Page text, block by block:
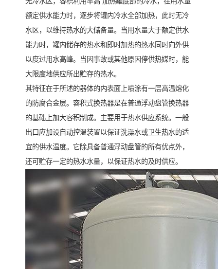
额定供水能力时，逐步将罐内冷水全部加热，此时无冷
水区，以维持热水的大储备量。当用水量大于额定供水
能力时，罐内储存的热水和即时加热的热水同时向外供
以度过用水高峰。当因事故或其他原因停供热媒时，能
大限度地供应所出贮存的热水。
其特征在于所述的器体的内表面上喷涂有一层高温熔化
的防腐合金层。容积式换热器是在普通浮动盘管换热器
的基础上加大容积制成。主要用于热水供应系统。一般
出口应加设自动控温装置以保证洗澡水或卫生热水的适
宜的供水温度。它除具备普通浮动盘管的所有优点外，
还可贮存一定的热水水量，以保证热水的及时供应。